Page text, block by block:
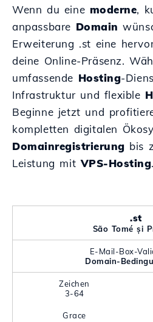
Wenn du eine moderne,
anpassbare Domain
Erweiterung .st eine
deine Online-Präsenz.
umfassende Hosting-
Infrastruktur und flexible
Beginne jetzt und
kompletten digitalen
Domainregistrierung bis
Leistung mitVPS-Hosting.
.st
São Tomé și
E-Mail-Box-
Domain-
Zeichen
3-64
Grace